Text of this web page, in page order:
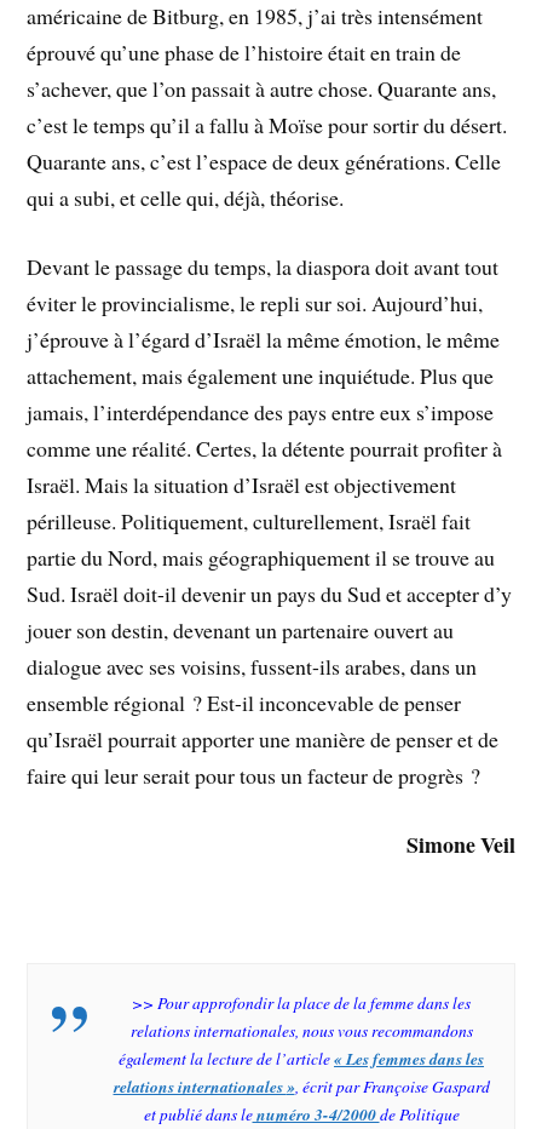
américaine de Bitburg, en 1985, j’ai très intensément
éprouvé qu’une phase de l’histoire était en train de
s’achever, que l’on passait à autre chose. Quarante ans,
c’est le temps qu’il a fallu à Moïse pour sortir du désert.
Quarante ans, c’est l’espace de deux générations. Celle
qui a subi, et celle qui, déjà, théorise.
Devant le passage du temps, la diaspora doit avant tout
éviter le provincialisme, le repli sur soi. Aujourd’hui,
j’éprouve à l’égard d’Israël la même émotion, le même
attachement, mais également une inquiétude. Plus que
jamais, l’interdépendance des pays entre eux s’impose
comme une réalité. Certes, la détente pourrait profiter à
Israël. Mais la situation d’Israël est objectivement
périlleuse. Politiquement, culturellement, Israël fait
partie du Nord, mais géographiquement il se trouve au
Sud. Israël doit-il devenir un pays du Sud et accepter d’y
jouer son destin, devenant un partenaire ouvert au
dialogue avec ses voisins, fussent-ils arabes, dans un
ensemble régional ? Est-il inconcevable de penser
qu’Israël pourrait apporter une manière de penser et de
faire qui leur serait pour tous un facteur de progrès ?
Simone Veil
>> Pour approfondir la place de la femme dans les
relations internationales, nous vous recommandons
également la lecture de l’article« Les femmes dans les
relations internationales», écrit par Françoise Gaspard
et publié dans lenuméro 3-4/2000dePolitique